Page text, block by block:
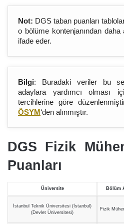
Not: DGS taban puanları
o bölüme kontenjanından
ifade eder.
Bilgi: Buradaki veriler bu
adaylara yardımcı olması
tercihlerine göre
ÖSYM‘den alınmıştır.
DGS Fizik
Puanları
Üniversite Bölüm
İstanbul Teknik Üniversitesi (İstanbul)
(Devlet Üniversitesi)
Fizik